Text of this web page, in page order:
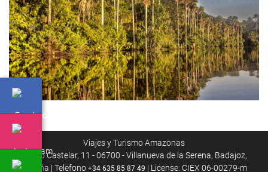
Viajes y Turismo Amazonas
Paseo Castelar, 11 - 06700 - Villanueva de la Serena, Badajoz,
España | Telefono +34 635 85 87 49 | License: CIEX 06-00279-m